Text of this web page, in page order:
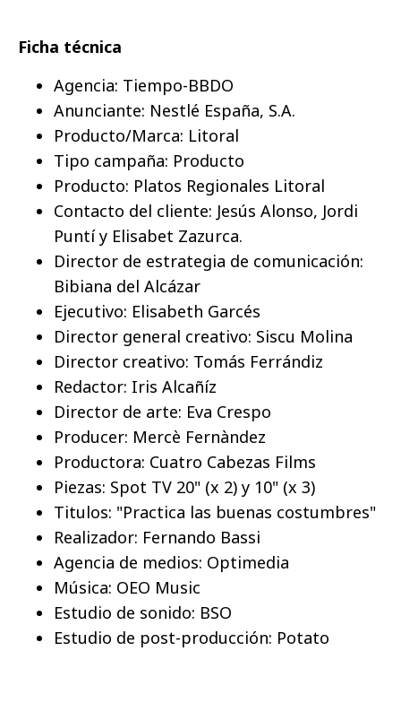
Ficha técnica
Agencia: Tiempo-BBDO
Anunciante: Nestlé España, S.A.
Producto/Marca: Litoral
Tipo campaña: Producto
Producto: Platos Regionales Litoral
Contacto del cliente: Jesús Alonso, Jordi
Puntí y Elisabet Zazurca.
Director de estrategia de comunicación:
Bibiana del Alcázar
Ejecutivo: Elisabeth Garcés
Director general creativo: Siscu Molina
Director creativo: Tomás Ferrándiz
Redactor: Iris Alcañíz
Director de arte: Eva Crespo
Producer: Mercè Fernàndez
Productora: Cuatro Cabezas Films
Piezas: Spot TV 20" (x 2) y 10" (x 3)
Titulos: "Practica las buenas costumbres"
Realizador: Fernando Bassi
Agencia de medios: Optimedia
Música: OEO Music
Estudio de sonido: BSO
Estudio de post-producción: Potato